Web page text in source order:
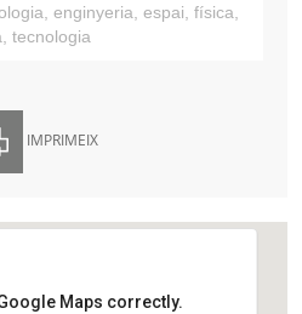
, enginyeria, espai, física,
, tecnologia
IMPRIMEIX
Maps correctly.